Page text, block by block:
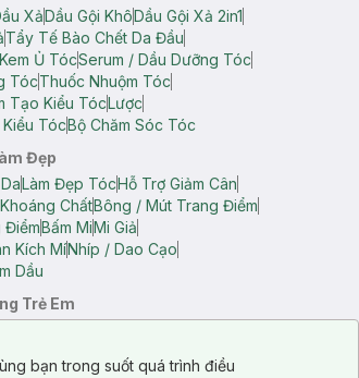
XảDầu Gội KhôDầu Gội Xả 2in1
Tẩy Tế Bào Chết Da Đầu
Ủ TócSerum / Dầu Dưỡng Tóc
TócThuốc Nhuộm Tóc
Tạo Kiểu TócLược
TócBộ Chăm Sóc Tóc
Đẹp
Làm Đẹp TócHỗ Trợ Giảm Cân
ChấtBông / Mút Trang Điểm
ĐiểmBấm MiMi Giả
Kích MíNhíp / Dao Cạo
Dầu
Trẻ Em
bạn trong suốt quá trình điều